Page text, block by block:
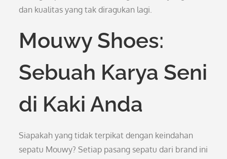
dan kualitas yang tak diragukan lagi.
Mouwy Shoes:
Sebuah Karya Seni
di Kaki Anda
Siapakah yang tidak terpikat dengan keindahan
sepatu Mouwy? Setiap pasang sepatu dari brand ini